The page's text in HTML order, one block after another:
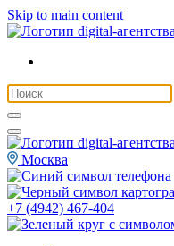
Skip to main content
Москва
+7 (4942) 467-404